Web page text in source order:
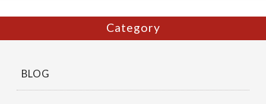
Category
BLOG